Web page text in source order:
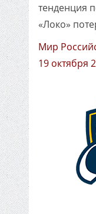
тенденция
«Локо»
Мир
19 октября